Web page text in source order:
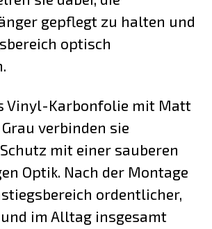
gepflegt zu halten und
optisch
Vinyl-Karbonfolie mit Matt
verbinden sie
mit einer sauberen
Optik. Nach der Montage
ordentlicher,
im Alltag insgesamt